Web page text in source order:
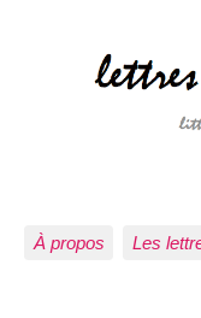
À propos Les